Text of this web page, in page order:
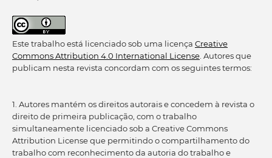
Este trabalho está licenciado sob uma licença Creative
Commons Attribution 4.0 International License. Autores que
publicam nesta revista concordam com os seguintes termos:
1. Autores mantém os direitos autorais e concedem à revista o
direito de primeira publicação, com o trabalho
simultaneamente licenciado sob a Creative Commons
Attribution License que permitindo o compartilhamento do
trabalho com reconhecimento da autoria do trabalho e